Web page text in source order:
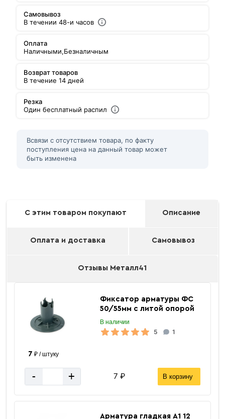
Самовывоз
В течении 48-и часов
Оплата
Наличными,Безналичным
Возврат товаров
В течение 14 дней
Резка
Один бесплатный распил
Всвязи с отсутствием товара, по факту
поступления цена на данный товар может
быть изменена
С этим товаром покупают Описание
Оплата и доставка Самовывоз
Отзывы Металл41
Фиксатор арматуры ФС
50/55мм с литой опорой
В наличии
5 1
7 ₽ / штуку
- + 7 ₽ В корзину
Арматура гладкая А1 12